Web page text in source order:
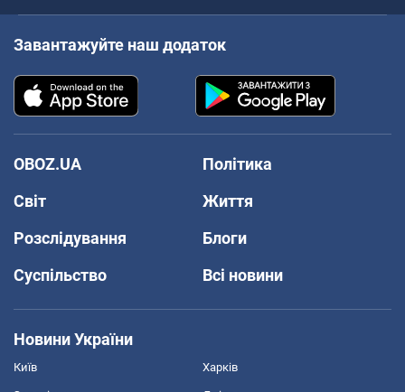
Завантажуйте наш додаток
OBOZ.UA
Політика
Світ
Життя
Розслідування
Блоги
Суспільство
Всі новини
Новини України
Київ Харків